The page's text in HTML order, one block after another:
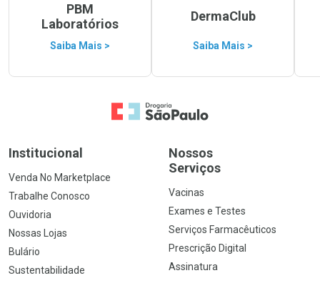
PBM
Laboratórios
Saiba Mais >
DermaClub
Saiba Mais >
Ir para a Home
Institucional
Venda No Marketplace
Trabalhe Conosco
Ouvidoria
Nossas Lojas
Bulário
Sustentabilidade
Nossos
Serviços
Vacinas
Exames e Testes
Serviços Farmacêuticos
Prescrição Digital
Assinatura